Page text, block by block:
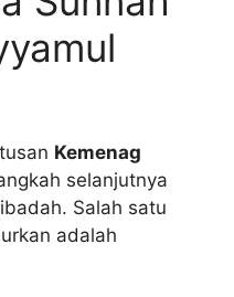
Kemenag
selanjutnya
Salah satu
adalah